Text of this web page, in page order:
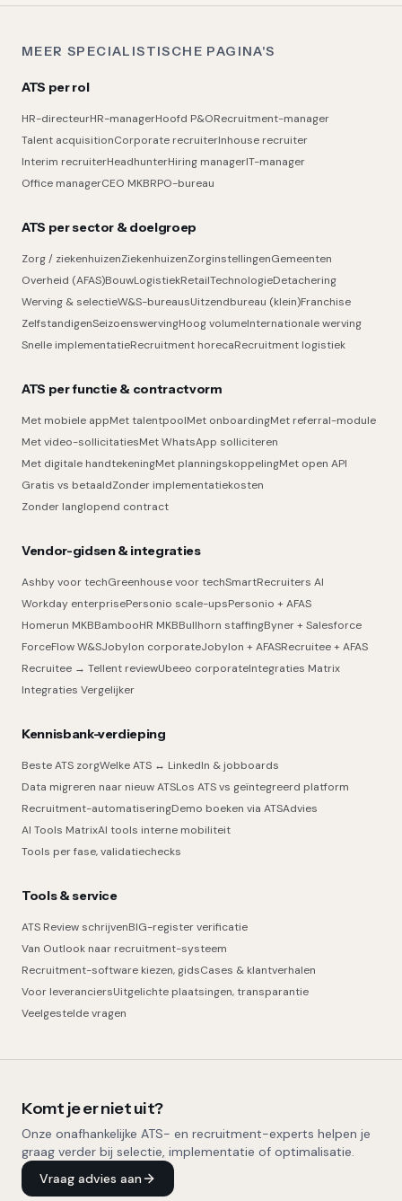
MEER SPECIALISTISCHE PAGINA'S
ATS per rol
HR-directeurHR-managerHoofd P&ORecruitment-manager
Talent acquisitionCorporate recruiterInhouse recruiter
Interim recruiterHeadhunterHiring managerIT-manager
Office managerCEO MKBRPO-bureau
ATS per sector & doelgroep
Zorg / ziekenhuizenZiekenhuizenZorginstellingenGemeenten
Overheid (AFAS)BouwLogistiekRetailTechnologieDetachering
Werving & selectieW&S-bureausUitzendbureau (klein)Franchise
ZelfstandigenSeizoenswervingHoog volumeInternationale werving
Snelle implementatieRecruitment horecaRecruitment logistiek
ATS per functie & contractvorm
Met mobiele appMet talentpoolMet onboardingMet referral-module
Met video-sollicitatiesMet WhatsApp solliciteren
Met digitale handtekeningMet planningskoppelingMet open API
Gratis vs betaaldZonder implementatiekosten
Zonder langlopend contract
Vendor-gidsen & integraties
Ashby voor techGreenhouse voor techSmartRecruiters AI
Workday enterprisePersonio scale-upsPersonio + AFAS
Homerun MKBBambooHR MKBBullhorn staffingByner + Salesforce
ForceFlow W&SJobylon corporateJobylon + AFASRecruitee + AFAS
Recruitee → Tellent reviewUbeeo corporateIntegraties Matrix
Integraties Vergelijker
Kennisbank-verdieping
Beste ATS zorgWelke ATS ↔ LinkedIn & jobboards
Data migreren naar nieuw ATSLos ATS vs geïntegreerd platform
Recruitment-automatiseringDemo boeken via ATSAdvies
AI Tools MatrixAI tools interne mobiliteit
Tools per fase, validatiechecks
Tools & service
ATS Review schrijvenBIG-register verificatie
Van Outlook naar recruitment-systeem
Recruitment-software kiezen, gidsCases & klantverhalen
Voor leveranciersUitgelichte plaatsingen, transparantie
Veelgestelde vragen
Komt je er niet uit?
Onze onafhankelijke ATS- en recruitment-experts helpen je
graag verder bij selectie, implementatie of optimalisatie.
Vraag advies aan